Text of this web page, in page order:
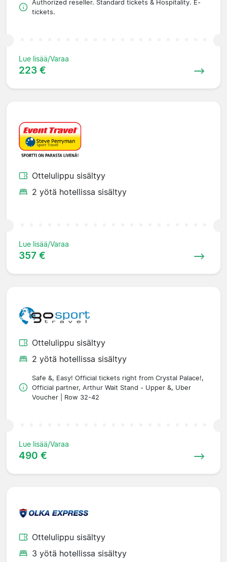
Authorized reseller. Standard tickets & Hospitality. E-
tickets.
Lue lisää/Varaa
223 €
Ottelulippu sisältyy
2 yötä hotellissa sisältyy
Lue lisää/Varaa
357 €
Ottelulippu sisältyy
2 yötä hotellissa sisältyy
Safe &, Easy! Official tickets right from Crystal Palace!,
Official partner, Arthur Wait Stand - Upper &, Uber
Voucher | Row 32-42
Lue lisää/Varaa
490 €
Ottelulippu sisältyy
3 yötä hotellissa sisältyy